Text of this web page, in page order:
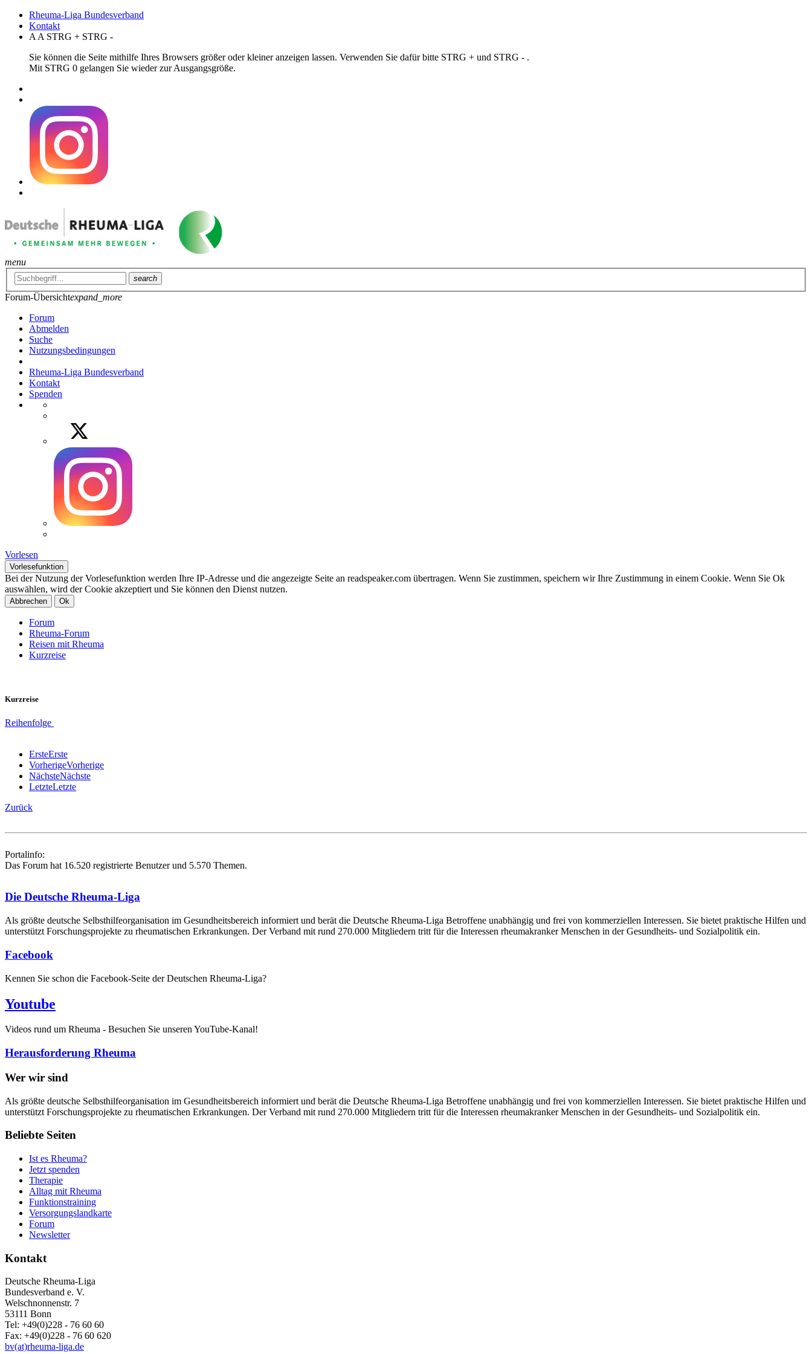
Rheuma-Liga Bundesverband
Kontakt
A A STRG + STRG -
Sie können die Seite mithilfe Ihres Browsers größer oder kleiner anzeigen lassen. Verwenden Sie dafür bitte STRG + und STRG - .
Mit STRG 0 gelangen Sie wieder zur Ausgangsgröße.
menu
search
Forum-Übersichtexpand_more
Forum
Abmelden
Suche
Nutzungsbedingungen
Rheuma-Liga Bundesverband
Kontakt
Spenden
Vorlesen
Vorlesefunktion
Bei der Nutzung der Vorlesefunktion werden Ihre IP-Adresse und die angezeigte Seite an readspeaker.com übertragen. Wenn Sie zustimmen, speichern wir Ihre Zustimmung in einem Cookie. Wenn Sie Ok
auswählen, wird der Cookie akzeptiert und Sie können den Dienst nutzen.
Abbrechen Ok
Forum
Rheuma-Forum
Reisen mit Rheuma
Kurzreise
Kurzreise
Reihenfolge
ErsteErste
VorherigeVorherige
NächsteNächste
LetzteLetzte
Zurück
Portalinfo:
Das Forum hat 16.520 registrierte Benutzer und 5.570 Themen.
Die Deutsche Rheuma-Liga
Als größte deutsche Selbsthilfe­organisation im Gesundheitsbereich informiert und berät die Deutsche Rheuma-Liga Betroffene unabhängig und frei von kommerziellen Interessen. Sie bietet praktische Hilfen und
unterstützt Forschungsprojekte zu rheumatischen Erkrankungen. Der Verband mit rund 270.000 Mitgliedern tritt für die Interessen rheumakranker Menschen in der Gesundheits- und Sozialpolitik ein.
Facebook
Kennen Sie schon die Facebook-Seite der Deutschen Rheuma-Liga?
Youtube
Videos rund um Rheuma - Besuchen Sie unseren YouTube-Kanal!
Herausforderung Rheuma
Wer wir sind
Als größte deutsche Selbsthilfeorganisation im Gesundheitsbereich informiert und berät die Deutsche Rheuma-Liga Betroffene unabhängig und frei von kommerziellen Interessen. Sie bietet praktische Hilfen und
unterstützt Forschungsprojekte zu rheumatischen Erkrankungen. Der Verband mit rund 270.000 Mitgliedern tritt für die Interessen rheumakranker Menschen in der Gesundheits- und Sozialpolitik ein.
Beliebte Seiten
Ist es Rheuma?
Jetzt spenden
Therapie
Alltag mit Rheuma
Funktionstraining
Versorgungslandkarte
Forum
Newsletter
Kontakt
Deutsche Rheuma-Liga
Bundesverband e. V.
Welschnonnenstr. 7
53111 Bonn
Tel: +49(0)228 - 76 60 60
Fax: +49(0)228 - 76 60 620
bv(at)rheuma-liga.de